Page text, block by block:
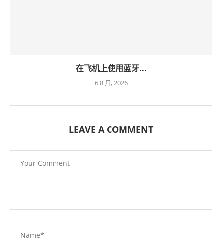
在飞机上使用蓝牙...
6 8 月, 2026
LEAVE A COMMENT